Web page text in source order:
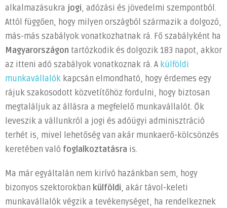
alkalmazásukra jogi, adózási és jövedelmi szempontból.
Attól függően, hogy milyen országból származik a dolgozó,
más-más szabályok vonatkozhatnak rá. Fő szabályként ha
Magyarországon tartózkodik és dolgozik 183 napot, akkor
az itteni adó szabályok vonatkoznak rá. A külföldi
munkavállalók kapcsán elmondható, hogy érdemes egy
rájuk szakosodott közvetítőhöz fordulni, hogy biztosan
megtaláljuk az állásra a megfelelő munkavállalót. Ők
leveszik a vállunkról a jogi és adóügyi adminisztráció
terhét is, mivel lehetőség van akár munkaerő-kölcsönzés
keretében való foglalkoztatásra is.
Ma már egyáltalán nem kirívó hazánkban sem, hogy
bizonyos szektorokban külföldi, akár távol-keleti
munkavállalók végzik a tevékenységet, ha rendelkeznek